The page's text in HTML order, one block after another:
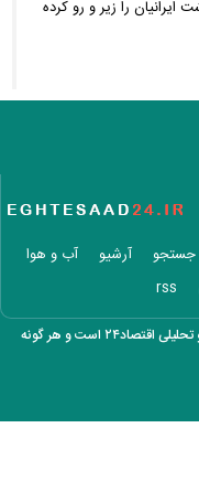
ایرانیان را زیر و رو کرده
نفت بدون هرمز؟/ کارت
قطعاً قحطی پیش می‌آمد
واگذار می‌کنیم
جستجو آرشیو
آب و هوا
rss
کلیه حقوق این وب سایت متعلق به وب سایت خبری و تحلیلی اقتصاد۲۴ است و هر گونه